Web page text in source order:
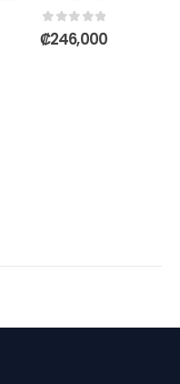
0out of 5
₡246,000